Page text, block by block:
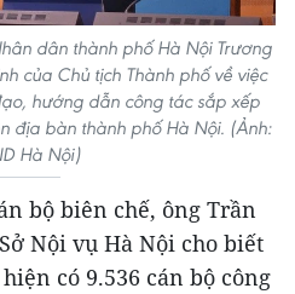
dân thành phố Hà Nội Trương
của Chủ tịch Thành phố về việc
hướng dẫn công tác sắp xếp
địa bàn thành phố Hà Nội. (Ảnh:
Hà Nội)
bộ biên chế, ông Trần
Nội vụ Hà Nội cho biết
có 9.536 cán bộ công